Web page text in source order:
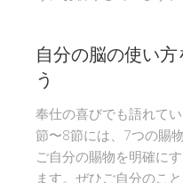
自分の脳の使い
う
奉仕の喜びでも語れて
節〜8節には、7つの賜
ご自分の賜物を明確に
ます。ぜひご自分のこ